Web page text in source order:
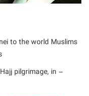
to the world Muslims
pilgrimage, in